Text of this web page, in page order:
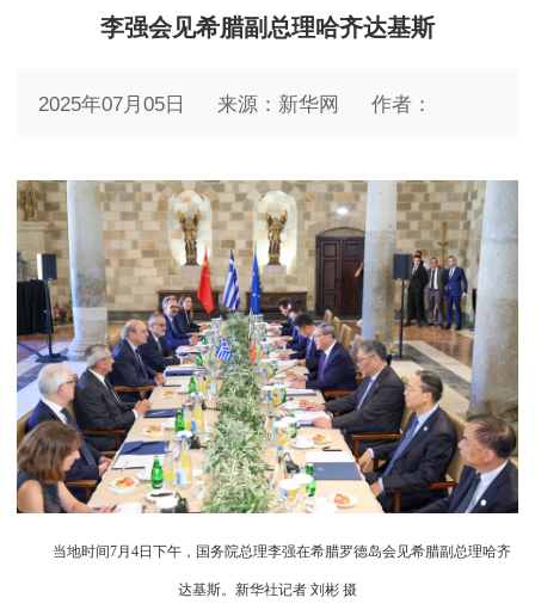
李强会见希腊副总理哈齐达基斯
2025年07月05日 来源：新华网 作者：
当地时间7月4日下午，国务院总理李强在希腊罗德岛会见希腊副总理哈齐
达基斯。新华社记者 刘彬 摄